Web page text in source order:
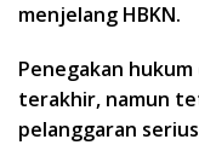
menjelang HBKN.
Penegakan
terakhir, namun
pelanggaran